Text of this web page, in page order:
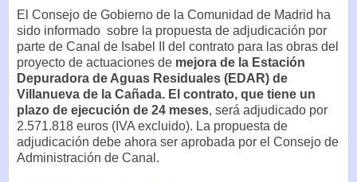
El Consejo de Gobierno de la Comunidad de Madrid ha
sido informado sobre la propuesta de adjudicación por
parte de Canal de Isabel II del contrato para las obras del
proyecto de actuaciones de mejora de la Estación
Depuradora de Aguas Residuales (EDAR) de
Villanueva de la Cañada. El contrato, que tiene un
plazo de ejecución de 24 meses, será adjudicado por
2.571.818 euros (IVA excluido). La propuesta de
adjudicación debe ahora ser aprobada por el Consejo de
Administración de Canal.